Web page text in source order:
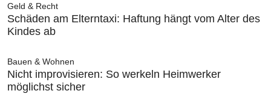
Geld & Recht
Schäden am Elterntaxi: Haftung hängt vom Alter des
Kindes ab
Bauen & Wohnen
Nicht improvisieren: So werkeln Heimwerker
möglichst sicher